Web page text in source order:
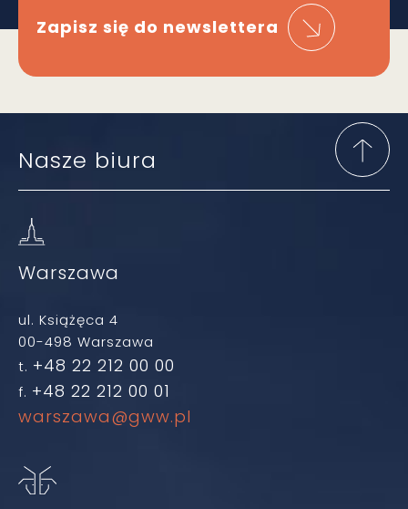
Zapisz się do newslettera
Nasze biura
Warszawa
ul. Książęca 4
00-498 Warszawa
t. +48 22 212 00 00
f. +48 22 212 00 01
warszawa@gww.pl